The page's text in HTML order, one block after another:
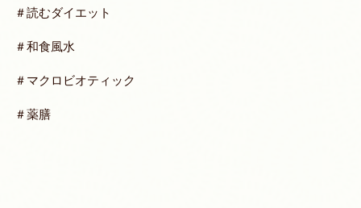
＃読むダイエット
＃和食風水
＃マクロビオティック
＃薬膳